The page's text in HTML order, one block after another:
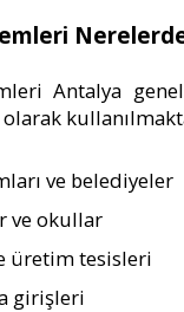
Nerelerde
Antalya
ve belediyeler
ve okullar
üretim tesisleri
girişleri